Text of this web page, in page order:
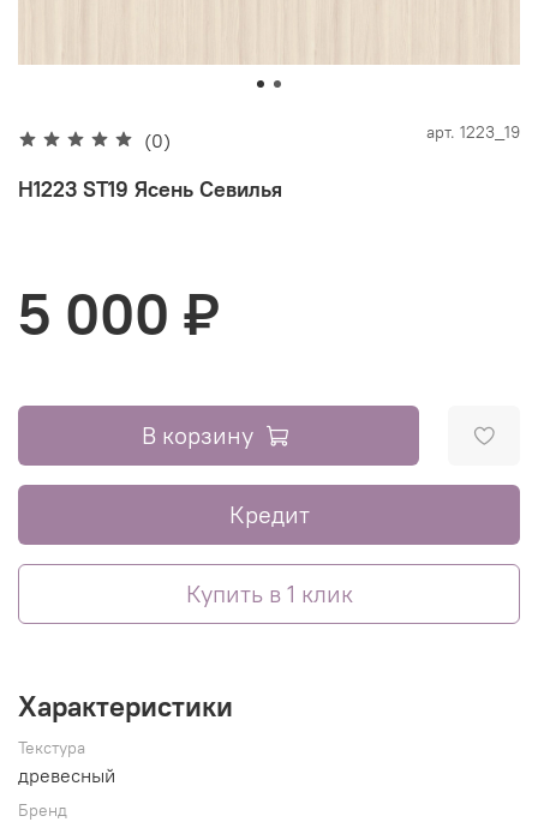
(0) арт. 1223_19
H1223 ST19 Ясень Севилья
5 000 ₽
В корзину
Кредит
Купить в 1 клик
Характеристики
Текстура
древесный
Бренд